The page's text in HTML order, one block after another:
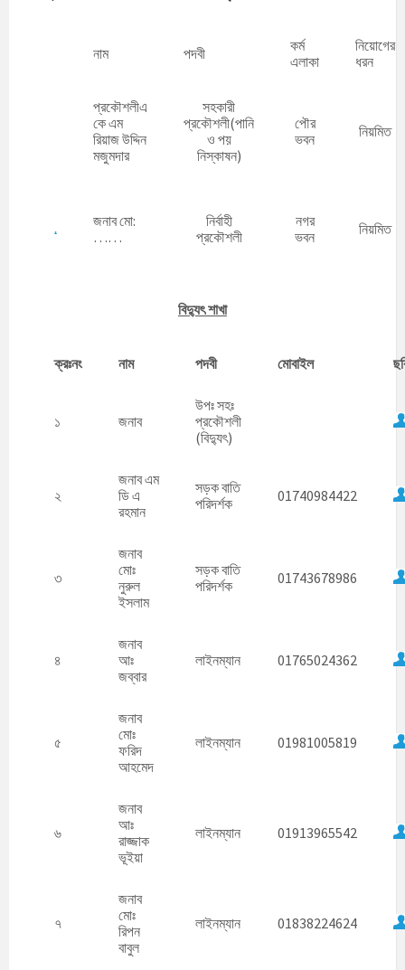
নাম পদবী
কর্ম
এলাকা
নিয়োগের
ধরন
প্রকৌশলীএ
কে এম
রিয়াজ উদ্দিন
মজুমদার
সহকারী
প্রকৌশলী(পানি
ও পয়
নিস্কাষন)
পৌর
ভবন
নিয়মিত
জনাব মো:
……
নির্বাহী
প্রকৌশলী
নগর
ভবন
নিয়মিত
বিদ্যুৎ শাখা
ক্রঃনং নাম পদবী মোবাইল
১ জনাব
উপঃ সহঃ
প্রকৌশলী
(বিদ্যুৎ)
২
জনাব এম
ডি এ
রহমান
সড়ক বাতি
পরিদর্শক
01740984422
৩
জনাব
মোঃ
নুরুল
ইসলাম
সড়ক বাতি
পরিদর্শক
01743678986
৪
জনাব
আঃ
জব্বার
লাইনম্যান 01765024362
৫
জনাব
মোঃ
ফরিদ
আহমেদ
লাইনম্যান 01981005819
৬
জনাব
আঃ
রাজ্জাক
ভূইয়া
লাইনম্যান 01913965542
৭
জনাব
মোঃ
রিপন
বাবুল
লাইনম্যান 01838224624